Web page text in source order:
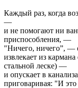
Каждый раз, когда
—
и не помогают ни
приспособления, —
"Ничего, ничего”, —
извлекает из
стальной леске) —
и опускает в
приговаривая: "И это